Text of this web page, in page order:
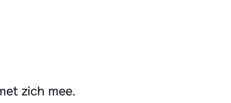
zich mee.